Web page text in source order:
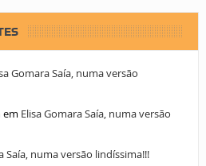
Gomara Saía, numa versão
em Elisa Gomara Saía, numa versão
Saía, numa versão lindíssima!!!